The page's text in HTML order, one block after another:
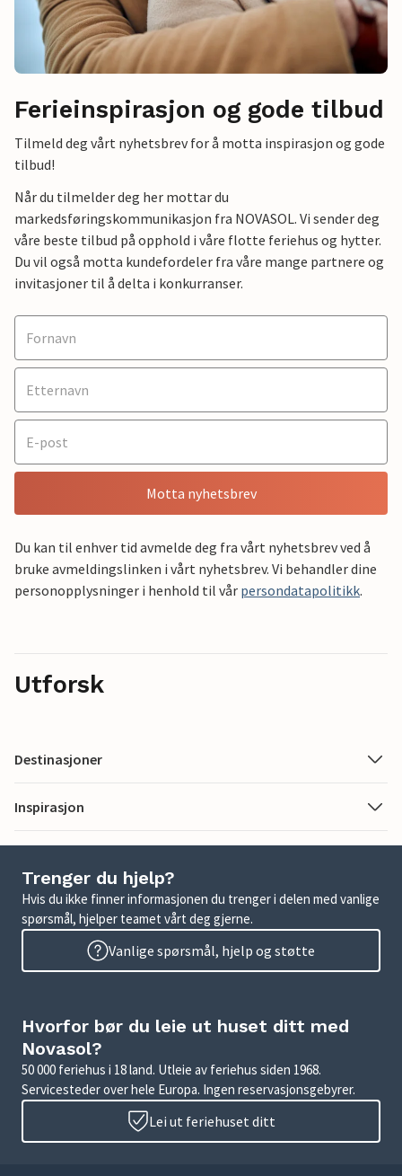
Ferieinspirasjon og gode tilbud
Tilmeld deg vårt nyhetsbrev for å motta inspirasjon og gode
tilbud!
Når du tilmelder deg her mottar du
markedsføringskommunikasjon fra NOVASOL. Vi sender deg
våre beste tilbud på opphold i våre flotte feriehus og hytter.
Du vil også motta kundefordeler fra våre mange partnere og
invitasjoner til å delta i konkurranser.
Motta nyhetsbrev
Du kan til enhver tid avmelde deg fra vårt nyhetsbrev ved å
bruke avmeldingslinken i vårt nyhetsbrev. Vi behandler dine
personopplysninger i henhold til vår persondatapolitikk.
Utforsk
Destinasjoner
Inspirasjon
Trenger du hjelp?
Hvis du ikke finner informasjonen du trenger i delen med vanlige
spørsmål, hjelper teamet vårt deg gjerne.
Vanlige spørsmål, hjelp og støtte
Hvorfor bør du leie ut huset ditt med
Novasol?
50 000 feriehus i 18 land. Utleie av feriehus siden 1968.
Servicesteder over hele Europa. Ingen reservasjonsgebyrer.
Lei ut feriehuset ditt